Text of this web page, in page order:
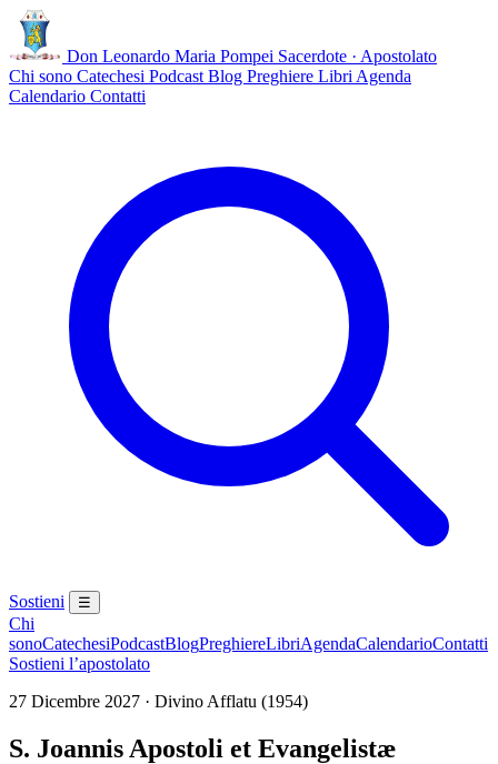
Don Leonardo Maria Pompei Sacerdote · Apostolato
Chi sono Catechesi Podcast Blog Preghiere Libri Agenda
Calendario Contatti
Sostieni ☰
Chi
sonoCatechesiPodcastBlogPreghiereLibriAgendaCalendarioContatti
Sostieni l’apostolato
27 Dicembre 2027 · Divino Afflatu (1954)
S. Joannis Apostoli et Evangelistæ